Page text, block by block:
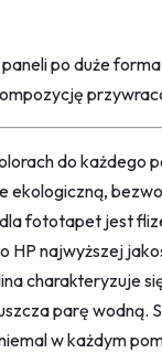
po duże
do każdego
fototapet jest
najwyższej
charakteryzuje
parę wodną.
w każdym